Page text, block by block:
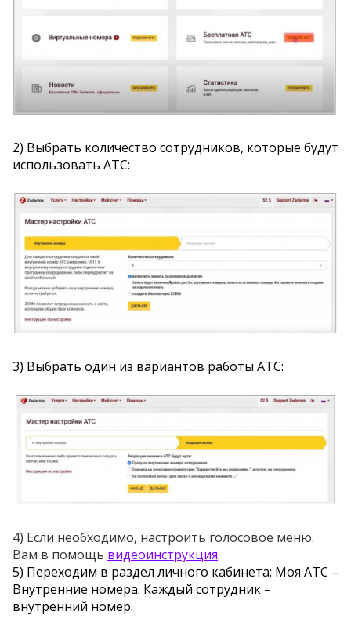
2) Выбрать количество сотрудников, которые будут
использовать АТС:
3) Выбрать один из вариантов работы АТС:
4) Если необходимо, настроить голосовое меню.
Вам в помощь видеоинструкция.
5) Переходим в раздел личного кабинета: Моя АТС –
Внутренние номера. Каждый сотрудник –
внутренний номер.